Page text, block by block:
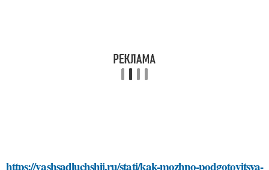
https://vashsadluchshij.ru/stati/kak-mozhno-podgotovitsya-